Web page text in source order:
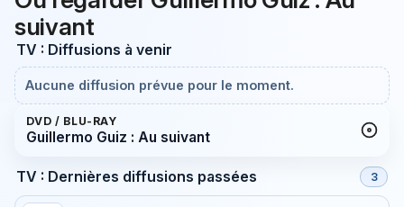
suivant
TV : Diffusions à venir
Aucune diffusion prévue pour le moment.
DVD / BLU-RAY
Guillermo Guiz : Au suivant
TV : Dernières diffusions passées 3